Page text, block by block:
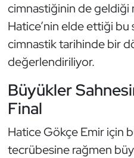
cimnastiğinin de geldiği
Hatice’nin elde ettiği
cimnastik tarihinde bir
değerlendiriliyor.
Büyükler
Final
Hatice Gökçe Emir için
tecrübesine rağmen
Güreş
Halter
Hava Sporları
Hentbol
İşitme Engelli